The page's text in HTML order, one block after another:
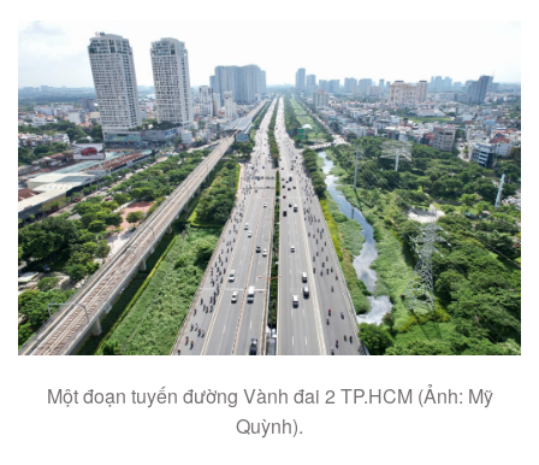
Một đoạn tuyến đường Vành đai 2 TP.HCM (Ảnh: Mỹ
Quỳnh).